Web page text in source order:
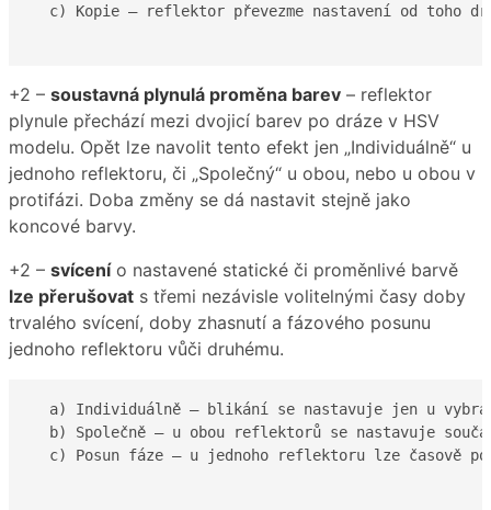
c) Kopie – reflektor převezme nastavení od toho
+2 – soustavná plynulá proměna barev – reflektor
plynule přechází mezi dvojicí barev po dráze v HSV
modelu. Opět lze navolit tento efekt jen „Individuálně“ u
jednoho reflektoru, či „Společný“ u obou, nebo u obou v
protifázi. Doba změny se dá nastavit stejně jako
koncové barvy.
+2 – svícenío nastavené statické či proměnlivé barvě
lze přerušovat s třemi nezávisle volitelnými časy doby
trvalého svícení, doby zhasnutí a fázového posunu
jednoho reflektoru vůči druhému.
a) Individuálně – blikání se nastavuje jen u
b) Společně – u obou reflektorů se nastavuje
c) Posun fáze – u jednoho reflektoru lze časově